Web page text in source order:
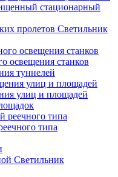
стационарный
Светильник
освещения станков
туннелей
улиц и площадей
типа
Светильник